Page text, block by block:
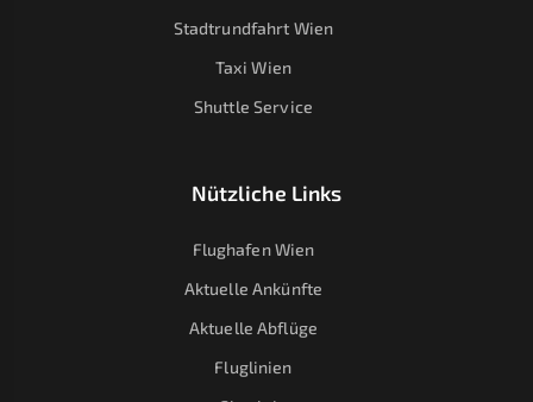
Stadtrundfahrt Wien
Taxi Wien
Shuttle Service
Nützliche Links
Flughafen Wien
Aktuelle Ankünfte
Aktuelle Abflüge
Fluglinien